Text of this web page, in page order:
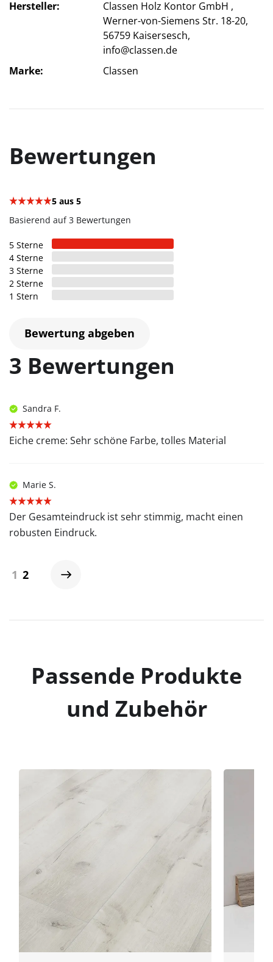
Hersteller
Classen Holz Kontor GmbH ,
Werner-von-Siemens Str. 18-20,
56759 Kaisersesch,
info@classen.de
Marke
Classen
Bewertungen
5 aus 5
Basierend auf 3 Bewertungen
1 Stern
2 Sterne
3 Sterne
4 Sterne
5 Sterne
Bewertung abgeben
3 Bewertungen
Sandra F.
Eiche creme: Sehr schöne Farbe, tolles Material
Marie S.
Der Gesamteindruck ist sehr stimmig, macht einen
robusten Eindruck.
1 2
Passende Produkte
und Zubehör